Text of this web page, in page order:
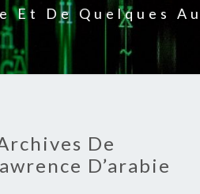
De Quelques
De
D’arabie